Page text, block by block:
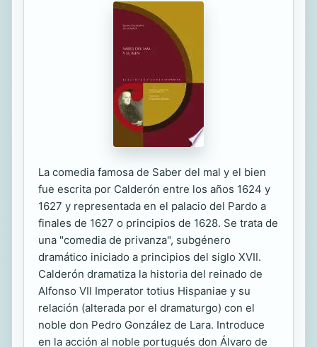
La comedia famosa de Saber del mal y el bien
fue escrita por Calderón entre los años 1624 y
1627 y representada en el palacio del Pardo a
finales de 1627 o principios de 1628. Se trata de
una "comedia de privanza", subgénero
dramático iniciado a principios del siglo XVII.
Calderón dramatiza la historia del reinado de
Alfonso VII Imperator totius Hispaniae y su
relación (alterada por el dramaturgo) con el
noble don Pedro González de Lara. Introduce
en la acción al noble portugués don Álvaro de